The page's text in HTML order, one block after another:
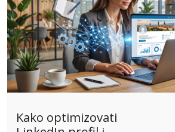
Kako optimizovati